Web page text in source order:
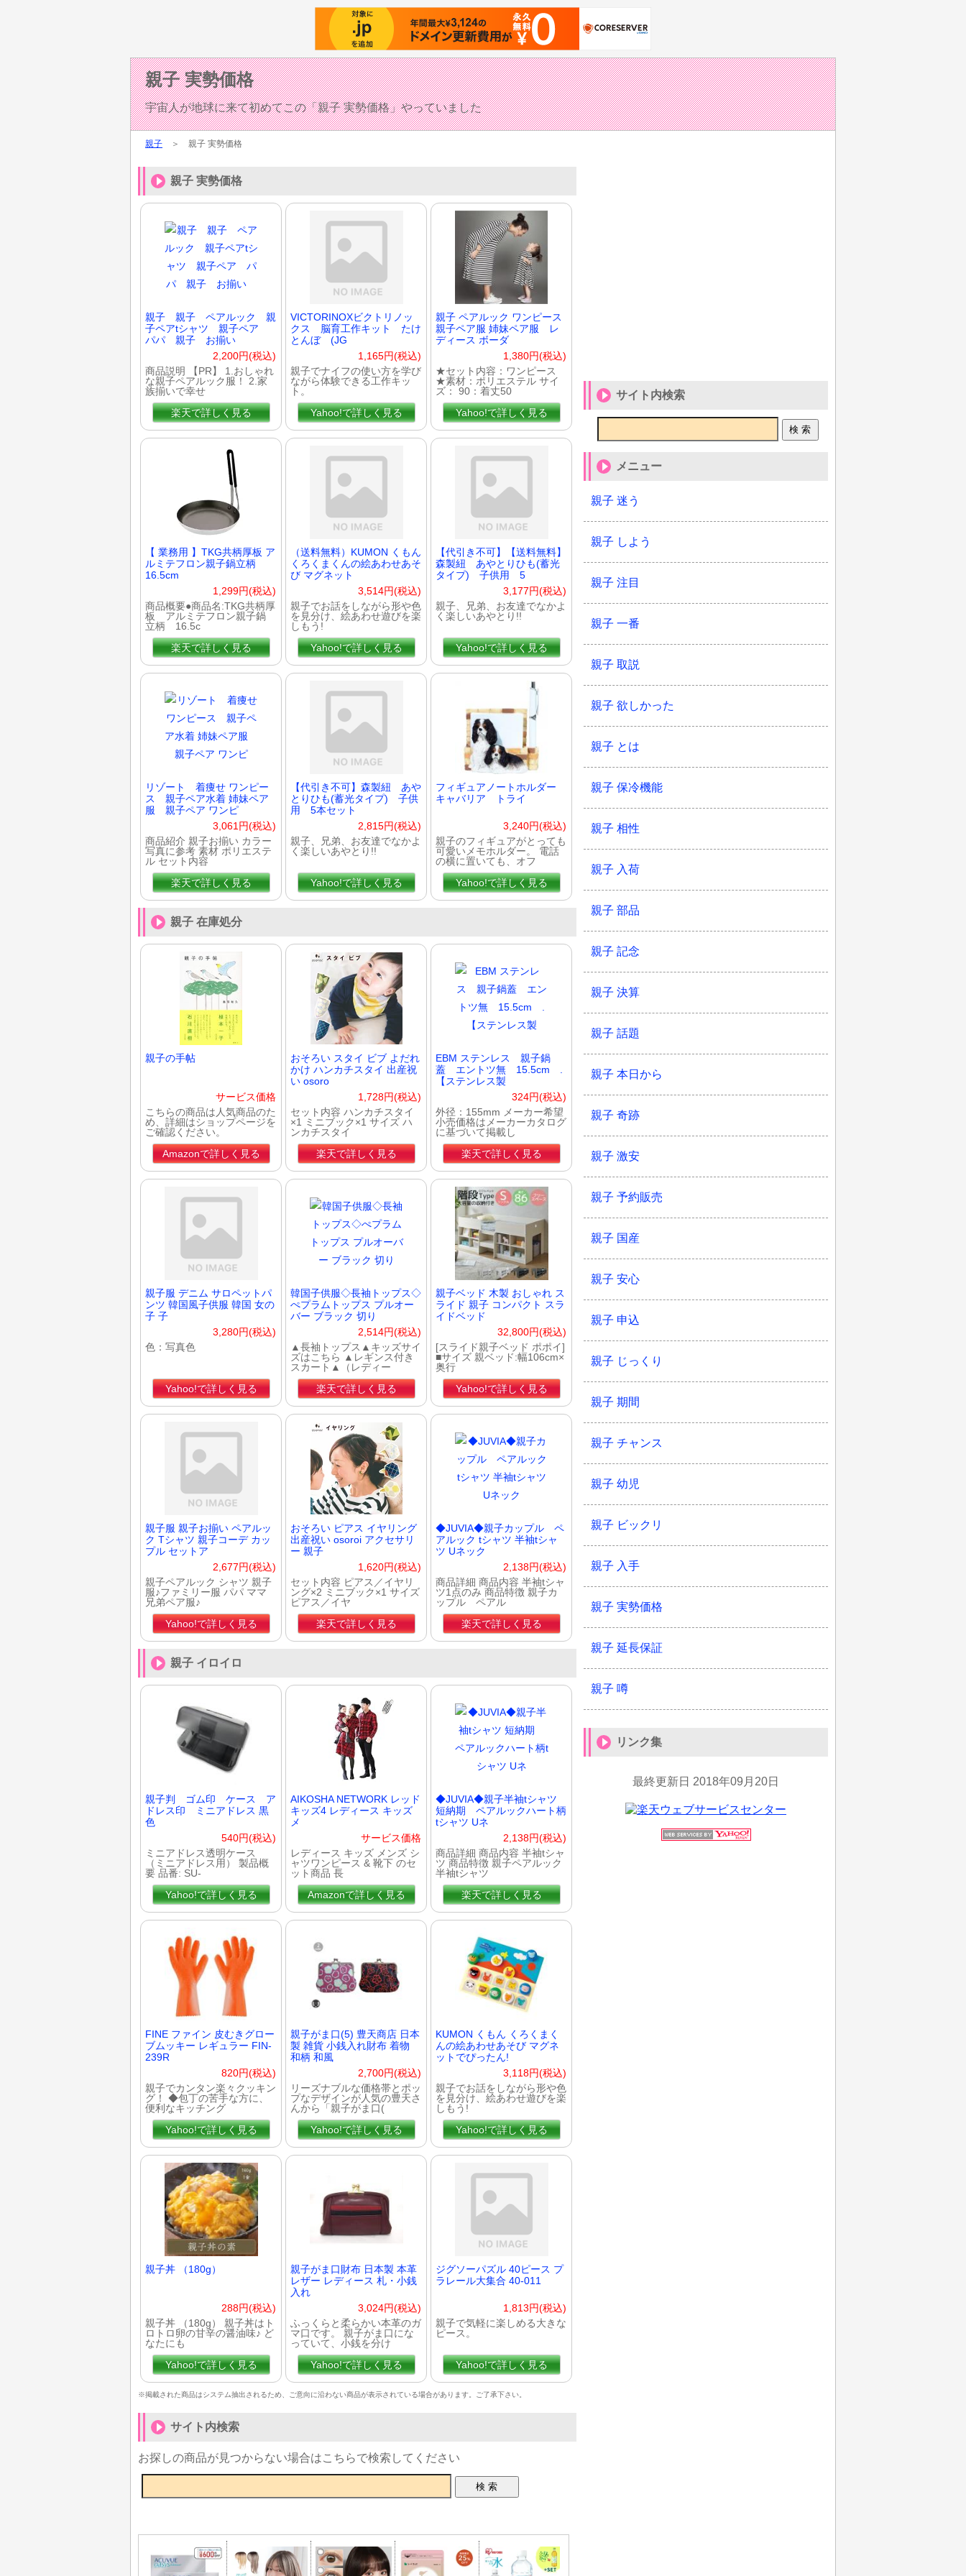
親子 実勢価格
宇宙人が地球に来て初めてこの「親子 実勢価格」やっていました
親子 ＞ 親子 実勢価格
親子 実勢価格
親子 親子 ペアルック 親
子ペアtシャツ 親子ペア
パパ 親子 お揃い
2,200円(税込)
商品説明 【PR】 1.おしゃれ
な親子ペアルック服！ 2.家
族揃いで幸せ
楽天で詳しく見る
VICTORINOXビクトリノッ
クス 脳育工作キット たけ
とんぼ (JG
1,165円(税込)
親子でナイフの使い方を学び
ながら体験できる工作キッ
ト。
Yahoo!で詳しく見る
親子 ペアルック ワンピース
親子ペア服 姉妹ペア服 レ
ディース ボーダ
1,380円(税込)
★セット内容：ワンピース
★素材：ポリエステル サイ
ズ： 90：着丈50
Yahoo!で詳しく見る
【 業務用 】TKG共柄厚板 ア
ルミテフロン親子鍋立柄
16.5cm
1,299円(税込)
商品概要●商品名:TKG共柄厚
板 アルミテフロン親子鍋
立柄 16.5c
楽天で詳しく見る
（送料無料）KUMON くもん
くろくまくんの絵あわせあそ
び マグネット
3,514円(税込)
親子でお話をしながら形や色
を見分け、絵あわせ遊びを楽
しもう!
Yahoo!で詳しく見る
【代引き不可】【送料無料】
森製紐 あやとりひも(蓄光
タイプ) 子供用 5
3,177円(税込)
親子、兄弟、お友達でなかよ
く楽しいあやとり!!
Yahoo!で詳しく見る
リゾート 着痩せ ワンピー
ス 親子ペア水着 姉妹ペア
服 親子ペア ワンピ
3,061円(税込)
商品紹介 親子お揃い カラー
写真に参考 素材 ポリエステ
ル セット内容
楽天で詳しく見る
【代引き不可】森製紐 あや
とりひも(蓄光タイプ) 子供
用 5本セット
2,815円(税込)
親子、兄弟、お友達でなかよ
く楽しいあやとり!!
Yahoo!で詳しく見る
フィギュアノートホルダー
キャバリア トライ
3,240円(税込)
親子のフィギュアがとっても
可愛いメモホルダー。 電話
の横に置いても、オフ
Yahoo!で詳しく見る
親子 在庫処分
親子の手帖
サービス価格
こちらの商品は人気商品のた
め、詳細はショップページを
ご確認ください。
Amazonで詳しく見る
おそろい スタイ ビブ よだれ
かけ ハンカチスタイ 出産祝
い osoro
1,728円(税込)
セット内容 ハンカチスタイ
×1 ミニブック×1 サイズ ハ
ンカチスタイ
楽天で詳しく見る
EBM ステンレス 親子鍋
蓋 エントツ無 15.5cm .
【ステンレス製
324円(税込)
外径：155mm メーカー希望
小売価格はメーカーカタログ
に基づいて掲載し
楽天で詳しく見る
親子服 デニム サロペットパ
ンツ 韓国風子供服 韓国 女の
子 子
3,280円(税込)
色：写真色
Yahoo!で詳しく見る
韓国子供服◇長袖トップス◇
ぺプラムトップス プルオー
バー ブラック 切り
2,514円(税込)
▲長袖トップス▲キッズサイ
ズはこちら ▲レギンス付き
スカート▲（レディー
楽天で詳しく見る
親子ベッド 木製 おしゃれ ス
ライド 親子 コンパクト スラ
イドベッド
32,800円(税込)
[スライド親子ベッド ポポイ]
■サイズ 親ベッド:幅106cm×
奥行
Yahoo!で詳しく見る
親子服 親子お揃い ペアルッ
ク Tシャツ 親子コーデ カッ
プル セットア
2,677円(税込)
親子ペアルック シャツ 親子
服♪ファミリー服 パパ ママ
兄弟ペア服♪
Yahoo!で詳しく見る
おそろい ピアス イヤリング
出産祝い osoroi アクセサリ
ー 親子
1,620円(税込)
セット内容 ピアス／イヤリ
ング×2 ミニブック×1 サイズ
ピアス／イヤ
楽天で詳しく見る
◆JUVIA◆親子カップル ペ
アルック tシャツ 半袖tシャ
ツ Uネック
2,138円(税込)
商品詳細 商品内容 半袖tシャ
ツ1点のみ 商品特徴 親子カ
ップル ペアル
楽天で詳しく見る
親子 イロイロ
親子判 ゴム印 ケース ア
ドレス印 ミニアドレス 黒
色
540円(税込)
ミニアドレス透明ケース
（ミニアドレス用） 製品概
要 品番: SU-
Yahoo!で詳しく見る
AIKOSHA NETWORK レッド
キッズ4 レディース キッズ
メ
サービス価格
レディース キッズ メンズ シ
ャツワンピース & 靴下 のセ
ット商品 長
Amazonで詳しく見る
◆JUVIA◆親子半袖tシャツ
短納期 ペアルックハート柄
tシャツ Uネ
2,138円(税込)
商品詳細 商品内容 半袖tシャ
ツ 商品特徴 親子ペアルック
半袖tシャツ
楽天で詳しく見る
FINE ファイン 皮むきグロー
ブムッキー レギュラー FIN-
239R
820円(税込)
親子でカンタン楽々クッキン
グ！ ◆包丁の苦手な方に、
便利なキッチング
Yahoo!で詳しく見る
親子がま口(5) 豊天商店 日本
製 雑貨 小銭入れ財布 着物
和柄 和風
2,700円(税込)
リーズナブルな価格帯とポッ
プなデザインが人気の豊天さ
んから「親子がま口(
Yahoo!で詳しく見る
KUMON くもん くろくまく
んの絵あわせあそび マグネ
ットでぴったん!
3,118円(税込)
親子でお話をしながら形や色
を見分け、絵あわせ遊びを楽
しもう!
Yahoo!で詳しく見る
親子丼 （180g）
288円(税込)
親子丼 （180g） 親子丼はト
ロトロ卵の甘辛の醤油味♪ ど
なたにも
Yahoo!で詳しく見る
親子がま口財布 日本製 本革
レザー レディース 札・小銭
入れ
3,024円(税込)
ふっくらと柔らかい本革のガ
マ口です。 親子がま口にな
っていて、小銭を分け
Yahoo!で詳しく見る
ジグソーパズル 40ピース プ
ラレール大集合 40-011
1,813円(税込)
親子で気軽に楽しめる大きな
ピース。
Yahoo!で詳しく見る
※掲載された商品はシステム抽出されるため、ご意向に沿わない商品が表示されている場合があります。ご了承下さい。
サイト内検索
お探しの商品が見つからない場合はこちらで検索してください
サイト内検索
メニュー
親子 迷う
親子 しよう
親子 注目
親子 一番
親子 取説
親子 欲しかった
親子 とは
親子 保冷機能
親子 相性
親子 入荷
親子 部品
親子 記念
親子 決算
親子 話題
親子 本日から
親子 奇跡
親子 激安
親子 予約販売
親子 国産
親子 安心
親子 申込
親子 じっくり
親子 期間
親子 チャンス
親子 幼児
親子 ビックリ
親子 入手
親子 実勢価格
親子 延長保証
親子 噂
リンク集
最終更新日 2018年09月20日